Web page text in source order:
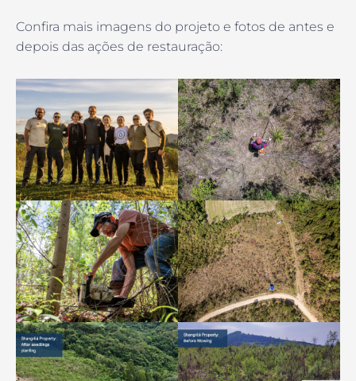
Confira mais imagens do projeto e fotos de antes e
depois das ações de restauração: